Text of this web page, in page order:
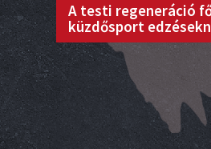
A testi regeneráció
küzdősport